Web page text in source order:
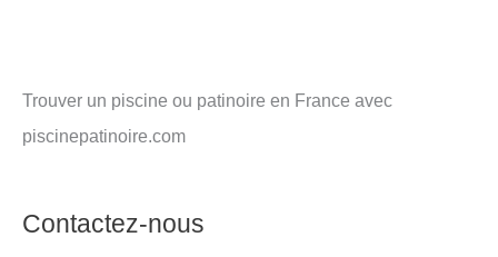
Trouver un piscine ou patinoire en France avec
piscinepatinoire.com
Contactez-nous